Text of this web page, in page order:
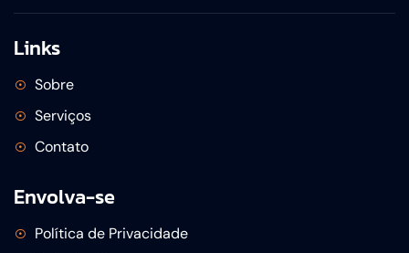
Links
Sobre
Serviços
Contato
Envolva-se
Política de Privacidade